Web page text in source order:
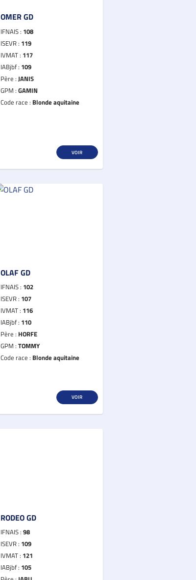
OMER GD
IFNAIS : 108
ISEVR : 119
IVMAT : 117
IABjbf : 109
Père :JANIS
GPM :GAMIN
Code race : Blonde aquitaine
VOIR
OLAF GD
IFNAIS : 102
ISEVR : 107
IVMAT : 116
IABjbf : 110
Père : HORFE
GPM :TOMMY
Code race : Blonde aquitaine
VOIR
RODEO GD
IFNAIS :98
ISEVR : 109
IVMAT : 121
IABjbf : 105